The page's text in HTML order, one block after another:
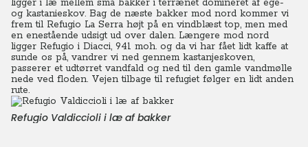
ligger i læ mellem små bakker i terrænet domineret af ege-
og kastanieskov. Bag de næste bakker mod nord kommer vi
frem til Refugio La Serra højt på en vindblæst top, men med
en enestående udsigt ud over dalen. Længere mod nord
ligger Refugio i Diacci, 941 moh. og da vi har fået lidt kaffe at
sunde os på, vandrer vi ned gennem kastanjeskoven,
passerer et udtørret vandfald og ned til den gamle vandmølle
nede ved floden. Vejen tilbage til refugiet følger en lidt anden
rute.
Refugio Valdiccioli i læ af bakker